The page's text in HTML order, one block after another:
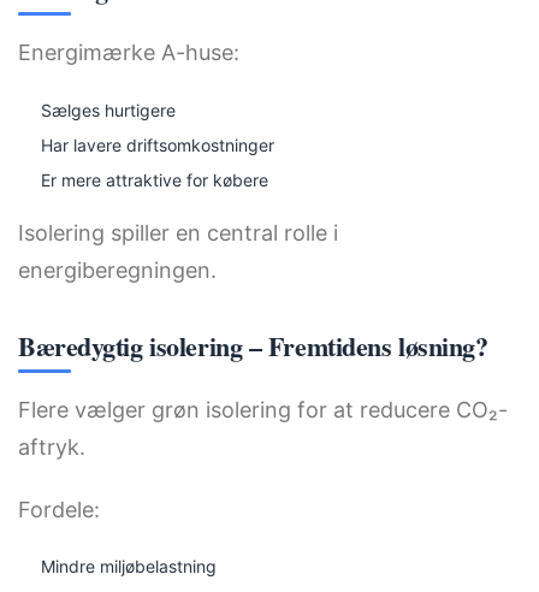
Energimærke A-huse:
Sælges hurtigere
Har lavere driftsomkostninger
Er mere attraktive for købere
Isolering spiller en central rolle i
energiberegningen.
Bæredygtig isolering – Fremtidens løsning?
Flere vælger grøn isolering for at reducere CO₂-
aftryk.
Fordele:
Mindre miljøbelastning